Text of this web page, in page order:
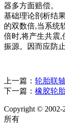
器多方面赔偿。
基础理论剖析结
的双数倍,当系统
倍时,将产生共震,
振源。因而应防
上一篇： 轮胎联
下一篇： 橡胶轮
Copyright ©
所有